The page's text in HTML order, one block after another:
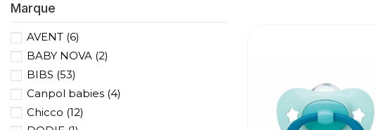
Marque
AVENT (6)
BABY NOVA (2)
BIBS (53)
Canpol babies (4)
Chicco (12)